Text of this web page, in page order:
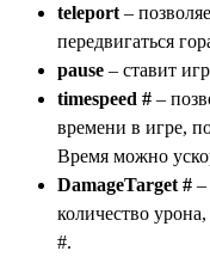
teleport –
передвигаться
pause – ставит
timespeed # –
времени в игре,
Время можно
DamageTarget # –
количество
#.